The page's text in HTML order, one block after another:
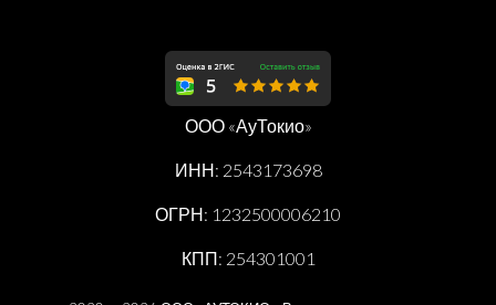
ООО «АуТокио»
ИНН: 2543173698
ОГРН: 1232500006210
КПП: 254301001